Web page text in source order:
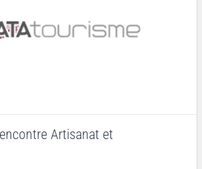
Artisanat et